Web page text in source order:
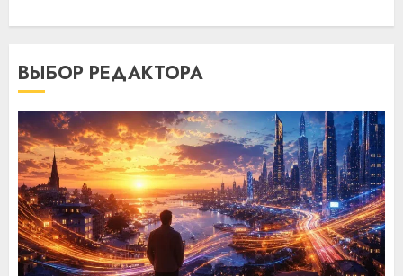
ВЫБОР РЕДАКТОРА